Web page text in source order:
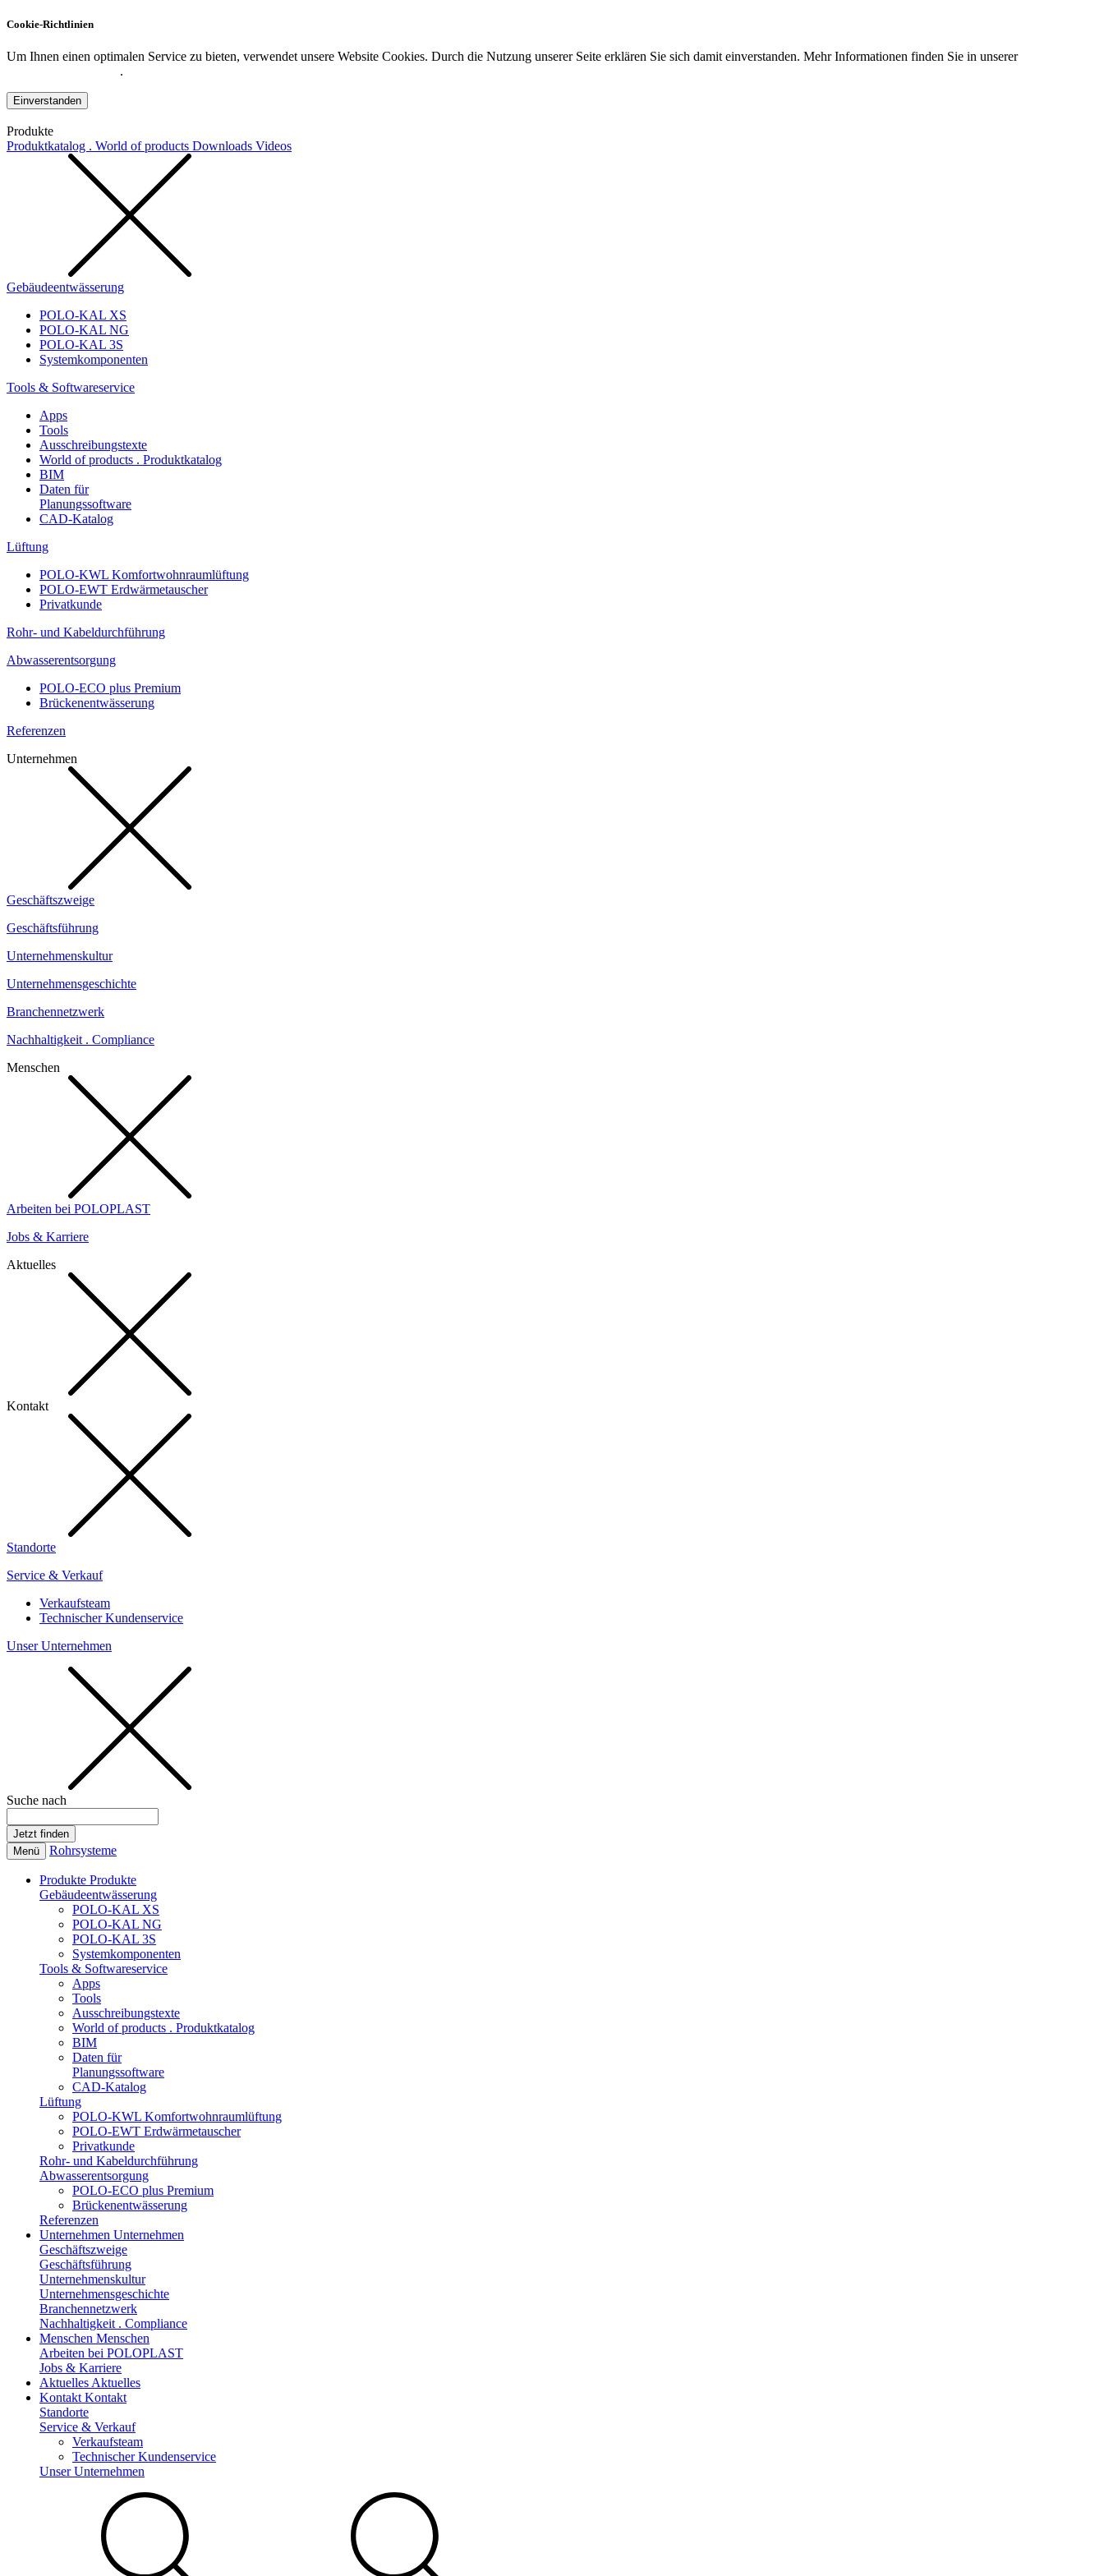
Cookie-Richtlinien
Um Ihnen einen optimalen Service zu bieten, verwendet unsere Website Cookies. Durch die Nutzung unserer Seite erklären Sie sich damit einverstanden. Mehr Informationen finden Sie in unserer
.
Einverstanden
Produkte
Produktkatalog . World of products Downloads Videos
Gebäudeentwässerung
POLO-KAL XS
POLO-KAL NG
POLO-KAL 3S
Systemkomponenten
Tools & Softwareservice
Apps
Tools
Ausschreibungstexte
World of products . Produktkatalog
BIM
Daten für
Planungssoftware
CAD-Katalog
Lüftung
POLO-KWL Komfortwohnraumlüftung
POLO-EWT Erdwärmetauscher
Privatkunde
Rohr- und Kabeldurchführung
Abwasserentsorgung
POLO-ECO plus Premium
Brückenentwässerung
Referenzen
Unternehmen
Geschäftszweige
Geschäftsführung
Unternehmenskultur
Unternehmensgeschichte
Branchennetzwerk
Nachhaltigkeit . Compliance
Menschen
Arbeiten bei POLOPLAST
Jobs & Karriere
Aktuelles
Kontakt
Standorte
Service & Verkauf
Verkaufsteam
Technischer Kundenservice
Unser Unternehmen
Suche nach
Menü Rohrsysteme
Produkte Produkte
Gebäudeentwässerung
POLO-KAL XS
POLO-KAL NG
POLO-KAL 3S
Systemkomponenten
Tools & Softwareservice
Apps
Tools
Ausschreibungstexte
World of products . Produktkatalog
BIM
Daten für
Planungssoftware
CAD-Katalog
Lüftung
POLO-KWL Komfortwohnraumlüftung
POLO-EWT Erdwärmetauscher
Privatkunde
Rohr- und Kabeldurchführung
Abwasserentsorgung
POLO-ECO plus Premium
Brückenentwässerung
Referenzen
Unternehmen Unternehmen
Geschäftszweige
Geschäftsführung
Unternehmenskultur
Unternehmensgeschichte
Branchennetzwerk
Nachhaltigkeit . Compliance
Menschen Menschen
Arbeiten bei POLOPLAST
Jobs & Karriere
Aktuelles Aktuelles
Kontakt Kontakt
Standorte
Service & Verkauf
Verkaufsteam
Technischer Kundenservice
Unser Unternehmen